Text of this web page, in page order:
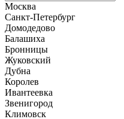
Москва
Санкт-Петербург
Домодедово
Балашиха
Бронницы
Жуковский
Дубна
Королев
Ивантеевка
Звенигород
Климовск